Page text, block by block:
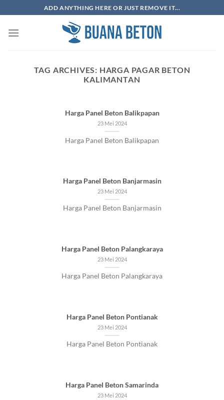
to
content
ADD ANYTHING HERE OR JUST REMOVE IT...
TAG ARCHIVES: HARGA PAGAR BETON
KALIMANTAN
Harga Panel Beton Balikpapan
23 Mei 2024
Harga Panel Beton Balikpapan
Harga Panel Beton Banjarmasin
23 Mei 2024
Harga Panel Beton Banjarmasin
Harga Panel Beton Palangkaraya
23 Mei 2024
Harga Panel Beton Palangkaraya
Harga Panel Beton Pontianak
23 Mei 2024
Harga Panel Beton Pontianak
Harga Panel Beton Samarinda
23 Mei 2024